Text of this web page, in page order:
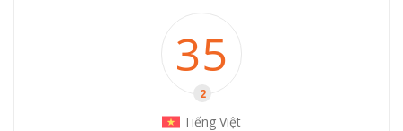
35
2
Tiếng Việt